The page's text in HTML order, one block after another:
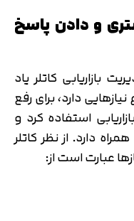
و دادن پاسخ
بازاریابی کاتلر یاد
دارد، برای رفع
استفاده کرد و
دارد. از نظر کاتلر
عبارت است از: